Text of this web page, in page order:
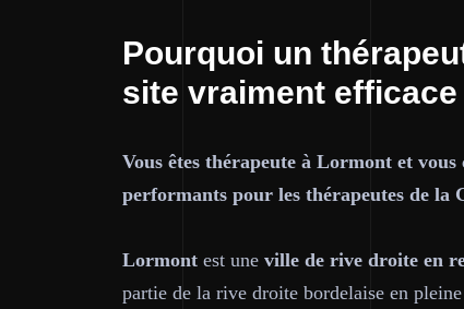
Pourquoi un
site vraiment efficace
Vous êtes thérapeute à Lormont et
performants pour les thérapeutes de la
Lormont est une ville de rive droite en
partie de la rive droite bordelaise en